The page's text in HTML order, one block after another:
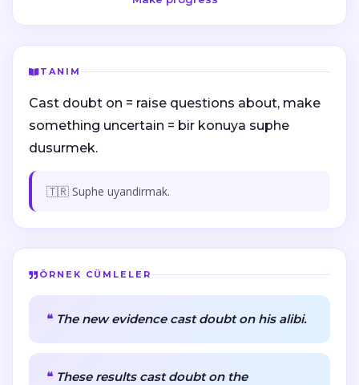
TANIM
Cast doubt on = raise questions about, make
something uncertain = bir konuya suphe
dusurmek.
🇹🇷 Suphe uyandirmak.
ÖRNEK CÜMLELER
The new evidence cast doubt on his alibi.
These results cast doubt on the